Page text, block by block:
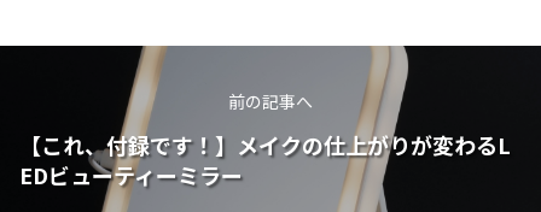
前の記事へ
【これ、付録です！】メイクの仕上がりが変わるL
EDビューティーミラー